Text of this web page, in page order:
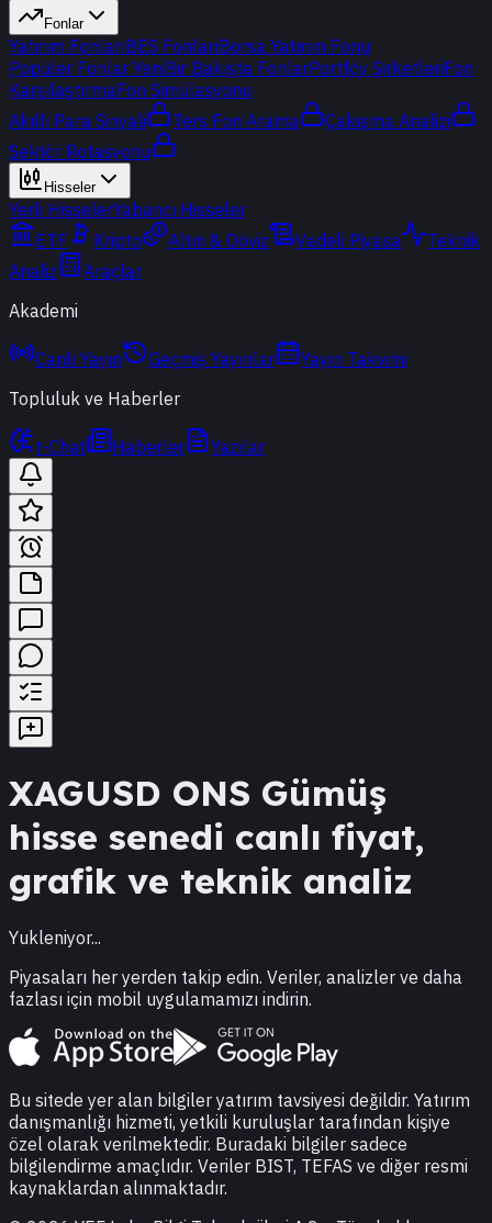
Fonlar
Yatırım FonlarıBES FonlarıBorsa Yatırım Fonu
Popüler Fonlar YeniBir Bakışta FonlarPortföy ŞirketleriFon
KarşılaştırmaFon Simülasyonu
Akıllı Para Sinyali
Ters Fon Arama
Çakışma Analizi
Sektör Rotasyonu
Hisseler
Yerli HisselerYabancı Hisseler
ETF
Kripto Altın & Döviz Vadeli Piyasa
Teknik
Analiz
Araçlar
Akademi
Canlı Yayın Geçmiş Yayınlar
Yayın Takvimi
Topluluk ve Haberler
t-Chat Haberler Yazılar
XAGUSD ONS Gümüş
hisse senedi canlı fiyat,
grafik ve teknik analiz
Yukleniyor...
Piyasaları her yerden takip edin. Veriler, analizler ve daha
fazlası için mobil uygulamamızı indirin.
Bu sitede yer alan bilgiler yatırım tavsiyesi değildir. Yatırım
danışmanlığı hizmeti, yetkili kuruluşlar tarafından kişiye
özel olarak verilmektedir. Buradaki bilgiler sadece
bilgilendirme amaçlıdır. Veriler BIST, TEFAS ve diğer resmi
kaynaklardan alınmaktadır.